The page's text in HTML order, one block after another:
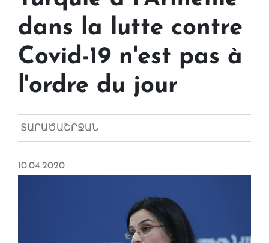
dans la lutte contre
Covid-19 n'est pas à
l'ordre du jour
ՏԱՐԱԾԱՇՐՋԱՆ
10.04.2020